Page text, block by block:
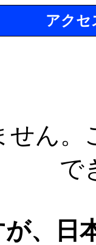
アクセ
せん
で
、日